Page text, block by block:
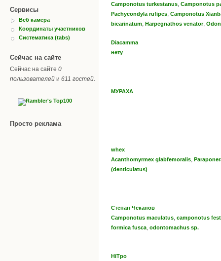
Сервисы
Веб камера
Координаты участников
Систематика (tabs)
Сейчас на сайте
Сейчас на сайте 0
пользователей и 611 гостей
Просто реклама
Сamponotus turkestanus, Camponotus
Pachycondyla rufipes, Camponotus
bicarinatum, Harpegnathos venator,
Diacamma
нету
МУРАХА
whex
Acanthomyrmex glabfemoralis,
(denticulatus)
Степан Чеканов
Camponotus maculatus, camponotus
formica fusca, odontomachus sp.
HiTpo